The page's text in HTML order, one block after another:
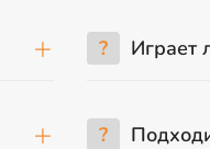
? Играет
?